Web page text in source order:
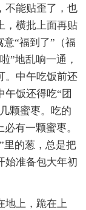
不能贴歪了，也
，横批上面再贴
意“福到了”（福
”地乱响一通，
。中午吃饭前还
午饭还得吃“团
颗蜜枣。吃的
有一颗蜜枣。
里的葱，总是把
始准备包大年初
地上，跪在上